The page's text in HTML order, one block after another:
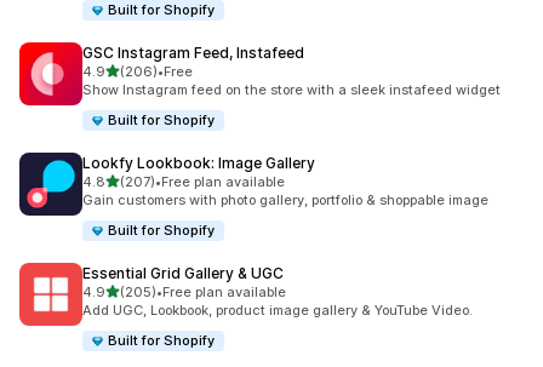
Built for Shopify
GSC Instagram Feed, Instafeed
4.9เต็ม 5 ดาว
(206)
ทั้งหมด 206 รีวิว
•Free
Show Instagram feed on the store with a sleek instafeed widget
Built for Shopify
Lookfy Lookbook: Image Gallery
4.8เต็ม 5 ดาว
(207)
ทั้งหมด 207 รีวิว
•Free plan available
Gain customers with photo gallery, portfolio & shoppable image
Built for Shopify
Essential Grid Gallery & UGC
4.9เต็ม 5 ดาว
(205)
ทั้งหมด 205 รีวิว
•Free plan available
Add UGC, Lookbook, product image gallery & YouTube Video.
Built for Shopify